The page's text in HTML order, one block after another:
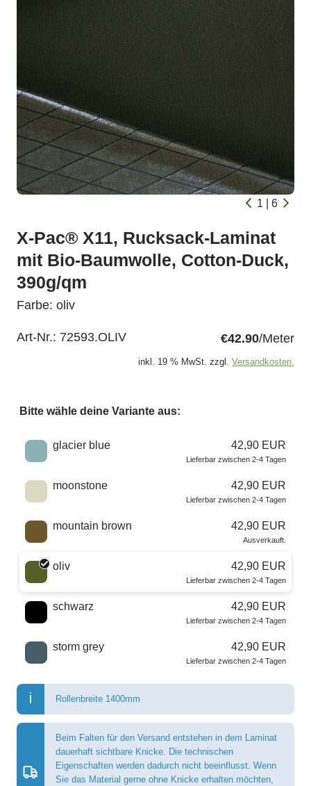
1 | 6
X-Pac® X11, Rucksack-Laminat
mit Bio-Baumwolle, Cotton-Duck,
390g/qm
Farbe: oliv
Art-Nr.: 72593.OLIV €42.90/Meter
inkl. 19 % MwSt. zzgl. Versandkosten.
Bitte wähle deine Variante aus:
Wähle eine Farbe
glacier blue 42,90 EUR
Lieferbar zwischen 2-4 Tagen
moonstone 42,90 EUR
Lieferbar zwischen 2-4 Tagen
mountain brown 42,90 EUR
Ausverkauft.
oliv 42,90 EUR
Lieferbar zwischen 2-4 Tagen
schwarz 42,90 EUR
Lieferbar zwischen 2-4 Tagen
storm grey 42,90 EUR
Lieferbar zwischen 2-4 Tagen
Rollenbreite 1400mm
Beim Falten für den Versand entstehen in dem Laminat
dauerhaft sichtbare Knicke. Die technischen
Eigenschaften werden dadurch nicht beeinflusst. Wenn
Sie das Material gerne ohne Knicke erhalten möchten,